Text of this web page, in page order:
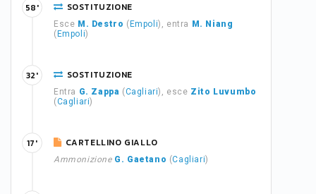
SOSTITUZIONE
Esce M. Destro ( Empoli), entra
M. Niang
( Empoli)
58'
SOSTITUZIONE
Entra G. Zappa (Cagliari), esce Zito Luvumbo
(Cagliari)
32'
CARTELLINO GIALLO
Ammonizione G. Gaetano (Cagliari)
17'